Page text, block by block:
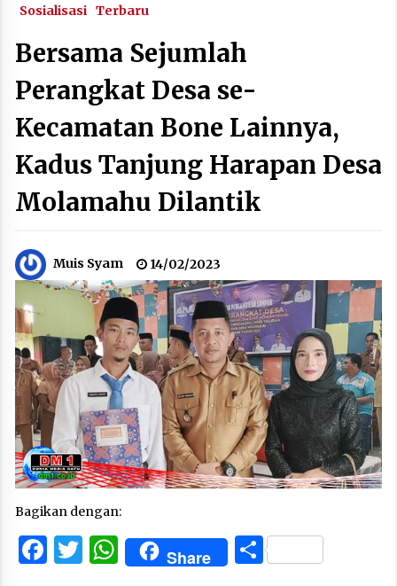
Sosialisasi Terbaru
Bersama Sejumlah
Perangkat Desa se-
Kecamatan Bone Lainnya,
Kadus Tanjung Harapan Desa
Molamahu Dilantik
Muis Syam 14/02/2023
Bagikan dengan:
Facebook
Twitter
WhatsApp
Share Share